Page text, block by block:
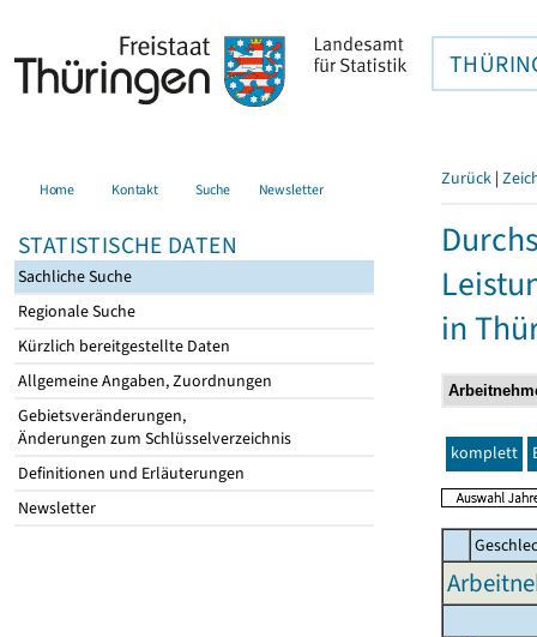
Home Kontakt Suche Newsletter
STATISTISCHE DATEN
Sachliche Suche
Regionale Suche
Kürzlich bereitgestellte Daten
Allgemeine Angaben, Zuordnungen
Gebietsveränderungen,
Änderungen zum Schlüsselverzeichnis
Definitionen und Erläuterungen
Newsletter
Zurück |
in
komplett